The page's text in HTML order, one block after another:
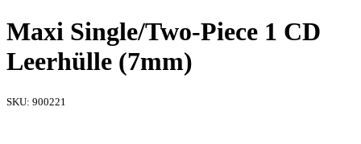
Maxi Single/Two-Piece 1 CD
Leerhülle (7mm)
SKU: 900221